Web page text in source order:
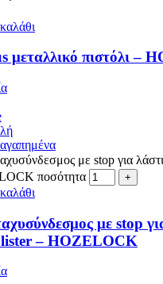
μεταλλικό πιστόλι –
με stop για
ποσότητα
με stop
– HOZELOCK